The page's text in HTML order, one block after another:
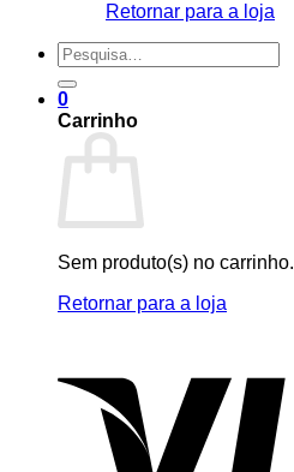
Retornar para a loja
Pesquisar
por:
0
Carrinho
Sem produto(s) no carrinho.
Retornar para a loja